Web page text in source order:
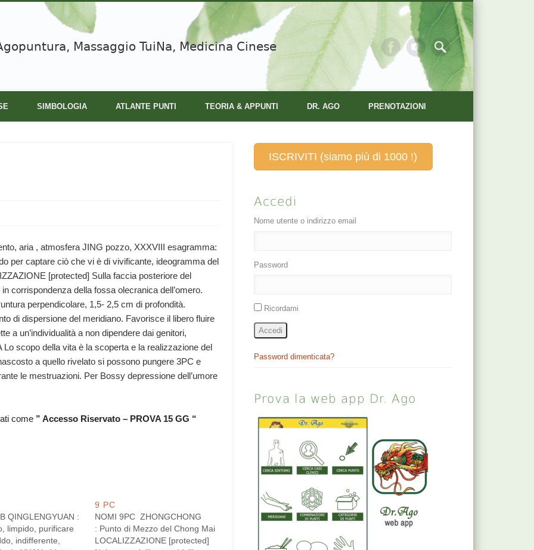
Massaggio TuiNa, Medicina Cinese
SIMBOLOGIA ATLANTE PUNTI TEORIA & APPUNTI DR. AGO PRENOTAZIONI
aria , atmosfera JING pozzo, XXXVIII esagramma:
per captare ciò che vi è di vivificante, ideogramma del
[protected] Sulla faccia posteriore del
corrispondenza della fossa olecranica dell’omero.
perpendicolare, 1,5- 2,5 cm di profondità.
di dispersione del meridiano. Favorisce il libero fluire
a un’individualità a non dipendere dai genitori,
scopo della vita è la scoperta e la realizzazione del
a quello rivelato si possono pungere 3PC e
le mestruazioni. Per Bossy depressione dell’umore
come ” Accesso Riservato – PROVA 15 GG “
QINGLENGYUAN :
limpido, purificare
indifferente,
9 PC
NOMI 9PC ZHONGCHONG
: Punto di Mezzo del Chong Mai
LOCALIZZAZIONE [protected]
ISCRIVITI (siamo più di 1000 !)
Accedi
Nome utente o indirizzo email
Password
Ricordami
Accedi
Password dimenticata?
Prova la web app Dr. Ago